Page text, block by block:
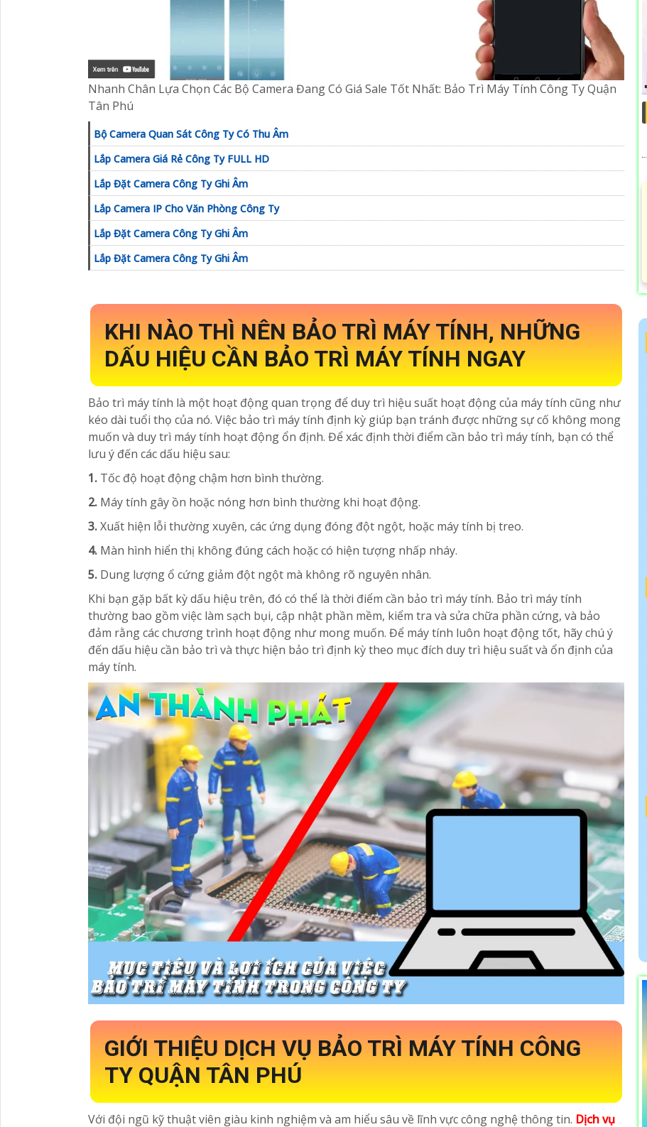
Nhanh Chân Lựa Chọn Các Bộ Camera Đang Có Giá Sale Tốt Nhất: Bảo Trì Máy Tính Công Ty Quận
Tân Phú
Bộ Camera Quan Sát Công Ty Có Thu Âm
Lắp Camera Giá Rẻ Công Ty FULL HD
Lắp Đặt Camera Công Ty Ghi Âm
Lắp Camera IP Cho Văn Phòng Công Ty
Lắp Đặt Camera Công Ty Ghi Âm
Lắp Đặt Camera Công Ty Ghi Âm
KHI NÀO THÌ NÊN BẢO TRÌ MÁY TÍNH, NHỮNG
DẤU HIỆU CẦN BẢO TRÌ MÁY TÍNH NGAY
Bảo trì máy tính là một hoạt động quan trọng để duy trì hiệu suất hoạt động của máy tính cũng như
kéo dài tuổi thọ của nó. Việc bảo trì máy tính định kỳ giúp bạn tránh được những sự cố không mong
muốn và duy trì máy tính hoạt động ổn định. Để xác định thời điểm cần bảo trì máy tính, bạn có thể
lưu ý đến các dấu hiệu sau:
1. Tốc độ hoạt động chậm hơn bình thường.
2. Máy tính gây ồn hoặc nóng hơn bình thường khi hoạt động.
3.Xuất hiện lỗi thường xuyên, các ứng dụng đóng đột ngột, hoặc máy tính bị treo.
4. Màn hình hiển thị không đúng cách hoặc có hiện tượng nhấp nháy.
5. Dung lượng ổ cứng giảm đột ngột mà không rõ nguyên nhân.
Khi bạn gặp bất kỳ dấu hiệu trên, đó có thể là thời điểm cần bảo trì máy tính. Bảo trì máy tính
thường bao gồm việc làm sạch bụi, cập nhật phần mềm, kiểm tra và sửa chữa phần cứng, và bảo
đảm rằng các chương trình hoạt động như mong muốn. Để máy tính luôn hoạt động tốt, hãy chú ý
đến dấu hiệu cần bảo trì và thực hiện bảo trì định kỳ theo mục đích duy trì hiệu suất và ổn định của
máy tính.
GIỚI THIỆU DỊCH VỤ BẢO TRÌ MÁY TÍNH CÔNG
TY QUẬN TÂN PHÚ
Với đội ngũ kỹ thuật viên giàu kinh nghiệm và am hiểu sâu về lĩnh vực công nghệ thông tin. Dịch vụ